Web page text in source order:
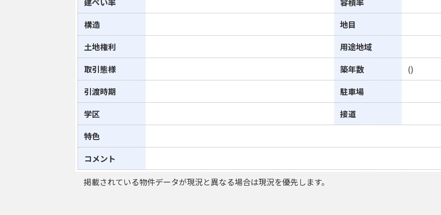
構造
地目
土地権利
用途地域
取引態様
築年数
()
引渡時期
駐車場
学区
接道
特色
コメント
掲載されている物件データが現況と異なる場合は現況を優先します。